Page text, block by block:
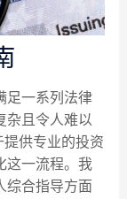
足一系列法律
杂且令人难以
供专业的投资
这一流程。我
综合指导方面